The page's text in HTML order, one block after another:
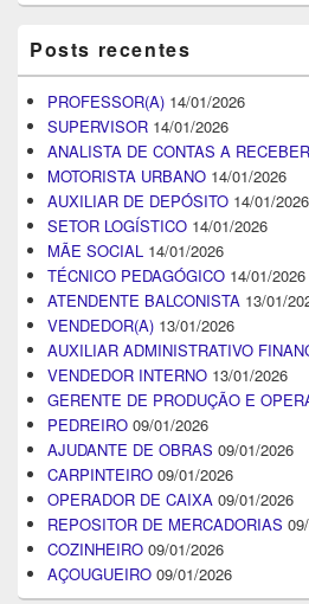
Posts recentes
PROFESSOR(A) 14/01/2026
SUPERVISOR 14/01/2026
ANALISTA DE CONTAS A
MOTORISTA URBANO 14/01/2026
AUXILIAR DE DEPÓSITO 14/01/2026
SETOR LOGÍSTICO 14/01/2026
MÃE SOCIAL 14/01/2026
TÉCNICO PEDAGÓGICO 14/01/2026
ATENDENTE BALCONISTA 13/01/
VENDEDOR(A) 13/01/2026
AUXILIAR ADMINISTRATIVO
VENDEDOR INTERNO 13/01/2026
GERENTE DE PRODUÇÃO E
PEDREIRO 09/01/2026
AJUDANTE DE OBRAS 09/01/2026
CARPINTEIRO 09/01/2026
OPERADOR DE CAIXA 09/01/2026
REPOSITOR DE MERCADORIAS
COZINHEIRO 09/01/2026
AÇOUGUEIRO 09/01/2026